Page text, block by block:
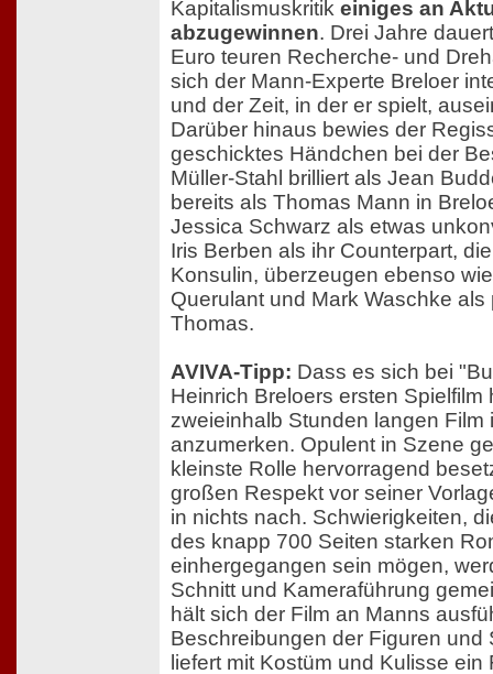
Kapitalismuskritik einiges an
abzugewinnen. Drei Jahre
Euro teuren Recherche- und
sich der Mann-Experte Breloer
und der Zeit, in der er spielt,
Darüber hinaus bewies der
geschicktes Händchen bei der
Müller-Stahl brilliert als Jean
bereits als Thomas Mann in
Jessica Schwarz als etwas
Iris Berben als ihr Counterpart,
Konsulin, überzeugen ebenso
Querulant und Mark Waschke als
Thomas.
AVIVA-Tipp: Dass es sich bei
Heinrich Breloers ersten Spielfilm
zweieinhalb Stunden langen Film
anzumerken. Opulent in Szene
kleinste Rolle hervorragend
großen Respekt vor seiner
in nichts nach. Schwierigkeiten,
des knapp 700 Seiten starken
einhergegangen sein mögen,
Schnitt und Kameraführung
hält sich der Film an Manns
Beschreibungen der Figuren und
liefert mit Kostüm und Kulisse ein